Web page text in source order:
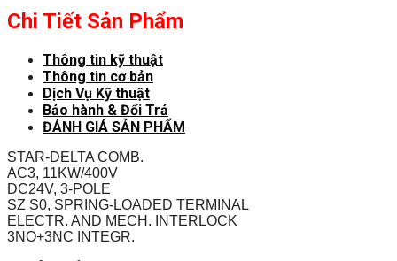
Chi Tiết Sản Phẩm
Thông tin kỹ thuật
Thông tin cơ bản
Dịch Vụ Kỹ thuật
Bảo hành & Đổi Trả
ĐÁNH GIÁ SẢN PHẨM
STAR-DELTA COMB.
AC3, 11KW/400V
DC24V, 3-POLE
SZ S0, SPRING-LOADED TERMINAL
ELECTR. AND MECH. INTERLOCK
3NO+3NC INTEGR.